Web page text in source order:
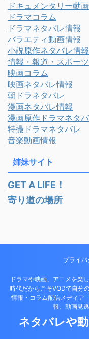
ドキュメンタリー動
ドラマコラム
ドラマネタバレ情報
バラエティ動画情報
小説原作ネタバレ情報
情報・報道・スポー
映画コラム
映画ネタバレ情報
朝ドラネタバレ
漫画ネタバレ情報
漫画原作ドラマネタ
特撮ドラマネタバレ
音楽動画情報
姉妹サイト
GET A LIFE！
寄り道の場所
プライ
ドラマや映画、アニメを楽
時代だからこそVODで自分
情報・コラム配信メディア
報、動画見
ネタバレや